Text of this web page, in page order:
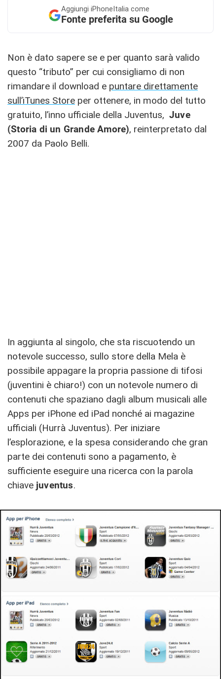
Aggiungi iPhoneItalia come
Fonte preferita su Google
Non è dato sapere se e per quanto sarà valido
questo “tributo” per cui consigliamo di non
rimandare il download e puntare direttamente
sull’iTunes Store per ottenere, in modo del tutto
gratuito, l’inno ufficiale della Juventus, Juve
(Storia di un Grande Amore), reinterpretato dal
2007 da Paolo Belli.
In aggiunta al singolo, che sta riscuotendo un
notevole successo, sullo store della Mela è
possibile appagare la propria passione di tifosi
(juventini è chiaro!) con un notevole numero di
contenuti che spaziano dagli album musicali alle
Apps per iPhone ed iPad nonché ai magazine
ufficiali (Hurrà Juventus). Per iniziare
l’esplorazione, e la spesa considerando che gran
parte dei contenuti sono a pagamento, è
sufficiente eseguire una ricerca con la parola
chiave juventus.